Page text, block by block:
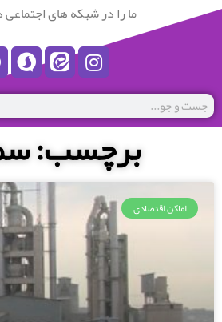
ما را در شبکه های اجتماعی
برچسب:
اماکن اقتصادی